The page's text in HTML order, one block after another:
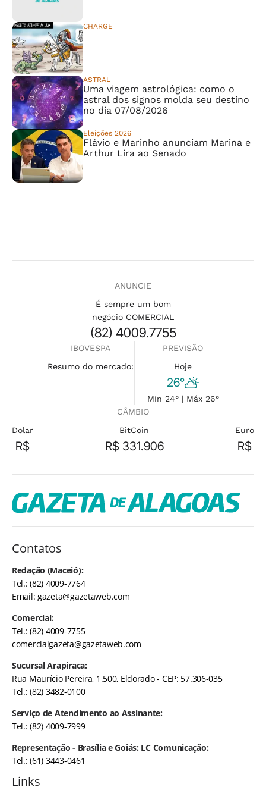
CHARGE
ASTRAL
Uma viagem astrológica: como o
astral dos signos molda seu destino
no dia 07/08/2026
Eleições 2026
Flávio e Marinho anunciam Marina e
Arthur Lira ao Senado
ANUNCIE
É sempre um bom
negócio COMERCIAL
(82) 4009.7755
IBOVESPA
Resumo do mercado:
PREVISÃO
Hoje
26°
Min 24° | Máx 26°
CÂMBIO
Dolar
R$
BitCoin
R$ 331.906
Euro
R$
Contatos
Redação (Maceió):
Tel.: (82) 4009-7764
Email:gazeta@gazetaweb.com
Comercial:
Tel.: (82) 4009-7755
comercialgazeta@gazetaweb.com
Sucursal Arapiraca:
Rua Maurício Pereira, 1.500, Eldorado - CEP: 57.306-035
Tel.: (82) 3482-0100
Serviço de Atendimento ao Assinante:
Tel.: (82) 4009-7999
Representação - Brasília e Goiás: LC Comunicação:
Tel.: (61) 3443-0461
Links